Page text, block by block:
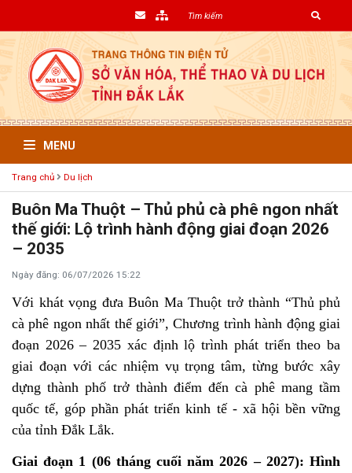
MENU
Trang chủ Du lịch
Buôn Ma Thuột – Thủ phủ cà phê ngon nhất
thế giới: Lộ trình hành động giai đoạn 2026
– 2035
Ngày đăng: 06/07/2026 15:22
Với khát vọng đưa Buôn Ma Thuột trở thành “Thủ phủ
cà phê ngon nhất thế giới”, Chương trình hành động giai
đoạn 2026 – 2035 xác định lộ trình phát triển theo ba
giai đoạn với các nhiệm vụ trọng tâm, từng bước xây
dựng thành phố trở thành điểm đến cà phê mang tầm
quốc tế, góp phần phát triển kinh tế - xã hội bền vững
của tỉnh Đắk Lắk.
Giai đoạn 1 (06 tháng cuối năm 2026 – 2027): Hình